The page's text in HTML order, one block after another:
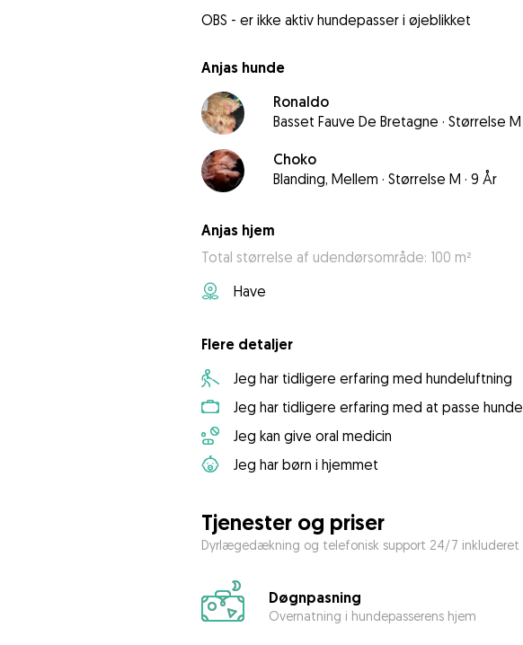
OBS - er ikke aktiv hundepasser i øjeblikket
Anjas hunde
Ronaldo
Basset Fauve De Bretagne · Størrelse M
Choko
Blanding, Mellem · Størrelse M · 9 År
Anjas hjem
Total størrelse af udendørsområde: 100 m²
Have
Flere detaljer
Jeg har tidligere erfaring med hundeluftning
Jeg har tidligere erfaring med at passe hunde
Jeg kan give oral medicin
Jeg har børn i hjemmet
Tjenester og priser
Dyrlægedækning og telefonisk support 24/7 inkluderet
Døgnpasning
Overnatning i hundepasserens hjem